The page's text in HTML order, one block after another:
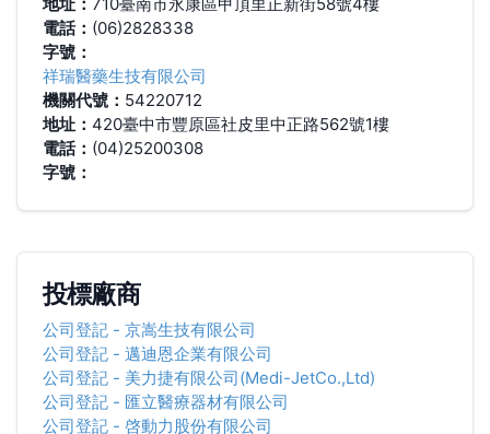
電話： (06)2828338
字號：
祥瑞醫藥生技有限公司
機關代號： 54220712
地址： 420臺中市豐原區社皮里中正路562號1樓
電話： (04)25200308
字號：
投標廠商
公司登記- 京嵩生技有限公司
公司登記- 邁迪恩企業有限公司
公司登記- 美力捷有限公司(Medi-JetCo.,Ltd)
公司登記- 匯立醫療器材有限公司
公司登記- 啓動力股份有限公司